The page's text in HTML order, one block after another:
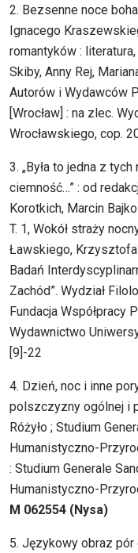
2. Bezsenne noce
Ignacego
romantyków :
Skiby, Anny Rej,
Autorów i Wydawców
[Wrocław] : na zlec.
Wrocławskiego, cop.
3. „Była to jedna z
ciemność…” : od
Korotkich, Marcin
T. 1, Wokół straży
Ławskiego, Krzysztofa
Badań
Zachód”. Wydział
Fundacja Współpracy
Wydawnictwo
[9]-22
4. Dzień, noc i inne
polszczyzny ogólnej i
Różyło ; Studium
Humanistyczno-
: Studium Generale
Humanistyczno-
M 062554 (Nysa)
5. Językowy obraz pór